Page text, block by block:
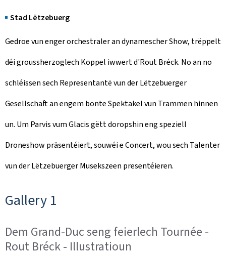
Stad Lëtzebuerg
Gedroe vun enger orchestraler an dynamescher Show, trëppelt
déi groussherzoglech Koppel iwwert d'Rout Bréck. No an no
schléissen sech Representantë vun der Lëtzebuerger
Gesellschaft an engem bonte Spektakel vun Trammen hinnen
un. Um Parvis vum Glacis gëtt doropshin eng speziell
Droneshow präsentéiert, souwéi e Concert, wou sech Talenter
vun der Lëtzebuerger Musekszeen presentéieren.
Gallery 1
Dem Grand-Duc seng feierlech Tournée -
Rout Bréck - Illustratioun